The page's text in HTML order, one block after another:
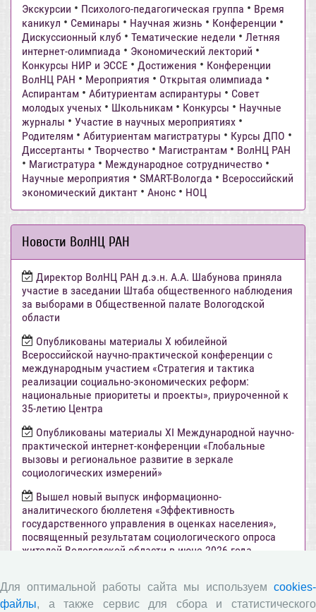
Экскурсии • Психолого-педагогическая группа • Время
каникул • Семинары • Научная жизнь • Конференции •
Дискуссионный клуб • Тематические недели • Летняя
интернет-олимпиада • Экономический лекторий •
Конкурсы НИР и ЭССЕ • Достижения • Конференции
ВолНЦ РАН • Мероприятия • Открытая олимпиада •
Аспирантам • Абитуриентам аспирантуры • Совет
молодых ученых • Школьникам • Конкурсы • Научные
журналы • Участие в научных мероприятиях •
Родителям • Абитуриентам магистратуры • Курсы ДПО •
Диссертанты • Творчество • Магистрантам • ВолНЦ РАН
• Магистратура • Международное сотрудничество •
Научные мероприятия • SMART-Вологда • Всероссийский
экономический диктант • Анонс • НОЦ
Новости ВолНЦ РАН
Директор ВолНЦ РАН д.э.н. А.А. Шабунова приняла
участие в заседании Штаба общественного наблюдения
за выборами в Общественной палате Вологодской
области
Опубликованы материалы X юбилейной
Всероссийской научно-практической конференции с
международным участием «Стратегия и тактика
реализации социально-экономических реформ:
национальные приоритеты и проекты», приуроченной к
35-летию Центра
Опубликованы материалы XI Международной научно-
практической интернет-конференции «Глобальные
вызовы и региональное развитие в зеркале
социологических измерений»
Вышел новый выпуск информационно-
аналитического бюллетеня «Эффективность
государственного управления в оценках населения»,
посвященный результатам социологического опроса
жителей Вологодской области в июне 2026 года
стол с участием представителей Санкт‑Петербурга и
Вологодской области
Для оптимальной работы сайта мы используем cookies-
файлы, а также сервис для сбора и статистического